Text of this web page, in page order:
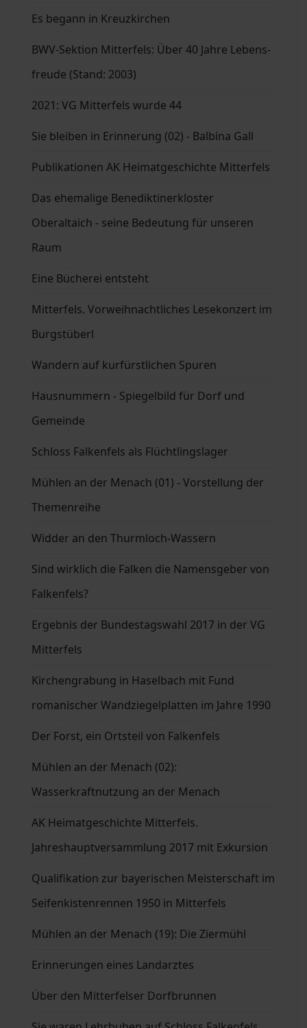
Es begann in Kreuzkirchen
BWV-Sektion Mitterfels: Über 40 Jahre Lebens-
freude (Stand: 2003)
2021: VG Mitterfels wurde 44
Sie bleiben in Erinnerung (02) - Balbina Gall
Publikationen AK Heimatgeschichte Mitterfels
Das ehemalige Benediktinerkloster
Oberaltaich - seine Bedeutung für unseren
Raum
Eine Bücherei entsteht
Mitterfels. Vorweihnachtliches Lesekonzert im
Burgstüberl
Wandern auf kurfürstlichen Spuren
Hausnummern - Spiegelbild für Dorf und
Gemeinde
Schloss Falkenfels als Flüchtlingslager
Mühlen an der Menach (01) - Vorstellung der
Themenreihe
Widder an den Thurmloch-Wassern
Sind wirklich die Falken die Namensgeber von
Falkenfels?
Ergebnis der Bundestagswahl 2017 in der VG
Mitterfels
Kirchengrabung in Haselbach mit Fund
romanischer Wandziegelplatten im Jahre 1990
Der Forst, ein Ortsteil von Falkenfels
Mühlen an der Menach (02):
Wasserkraftnutzung an der Menach
AK Heimatgeschichte Mitterfels.
Jahreshauptversammlung 2017 mit Exkursion
Qualifikation zur bayerischen Meisterschaft im
Seifenkistenrennen 1950 in Mitterfels
Mühlen an der Menach (19): Die Ziermühl
Erinnerungen eines Landarztes
Über den Mitterfelser Dorfbrunnen